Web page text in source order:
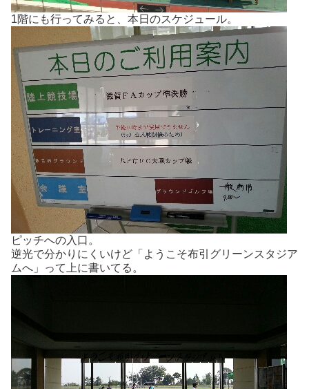
1階にも行ってみると、本日のスケジュール。
ピッチへの入口。
逆光で分かりにくいけど「ようこそ布引グリーンスタジア
ムへ」って上に書いてる。